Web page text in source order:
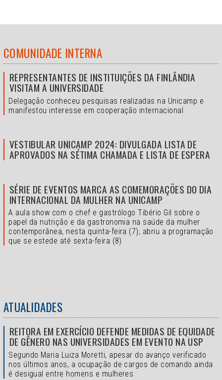
COMUNIDADE INTERNA
REPRESENTANTES DE INSTITUIÇÕES DA FINLÂNDIA
VISITAM A UNIVERSIDADE
Delegação conheceu pesquisas realizadas na Unicamp e
manifestou interesse em cooperação internacional
VESTIBULAR UNICAMP 2024: DIVULGADA LISTA DE
APROVADOS NA SÉTIMA CHAMADA E LISTA DE ESPERA
SÉRIE DE EVENTOS MARCA AS COMEMORAÇÕES DO DIA
INTERNACIONAL DA MULHER NA UNICAMP
A aula show com o chef e gastrólogo Tibério Gil sobre o
papel da nutrição e da gastronomia na saúde da mulher
contemporânea, nesta quinta-feira (7), abriu a programação
que se estede até sexta-feira (8)
ATUALIDADES
REITORA EM EXERCÍCIO DEFENDE MEDIDAS DE EQUIDADE
DE GÊNERO NAS UNIVERSIDADES EM EVENTO NA USP
Segundo Maria Luiza Moretti, apesar do avanço verificado
nos últimos anos, a ocupação de cargos de comando ainda
é desigual entre homens e mulheres